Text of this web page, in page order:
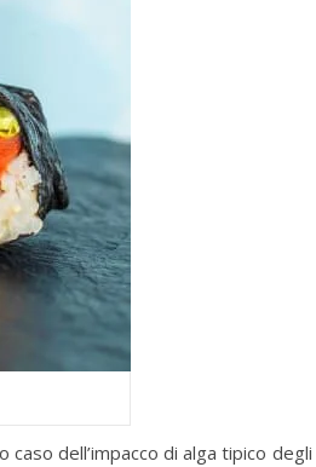
caso dell’impacco di alga tipico degli